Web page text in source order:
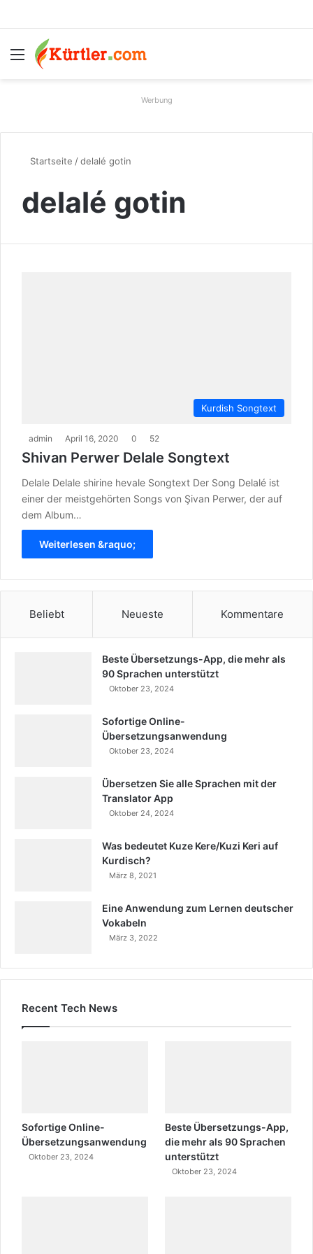
Menü
Werbung
Startseite /delalé gotin
delalé gotin
Kurdish Songtext
admin April 16, 2020 0 52
Shivan Perwer Delale Songtext
Delale Delale shirine hevale Songtext Der Song Delalé ist
einer der meistgehörten Songs von Şivan Perwer, der auf
dem Album…
Weiterlesen &raquo;
Beliebt Neueste Kommentare
Beste Übersetzungs-App, die mehr als
90 Sprachen unterstützt
Oktober 23, 2024
Sofortige Online-
Übersetzungsanwendung
Oktober 23, 2024
Übersetzen Sie alle Sprachen mit der
Translator App
Oktober 24, 2024
Was bedeutet Kuze Kere/Kuzi Keri auf
Kurdisch?
März 8, 2021
Eine Anwendung zum Lernen deutscher
Vokabeln
März 3, 2022
Recent Tech News
Sofortige Online-
Übersetzungsanwendung
Oktober 23, 2024
Beste Übersetzungs-App,
die mehr als 90 Sprachen
unterstützt
Oktober 23, 2024